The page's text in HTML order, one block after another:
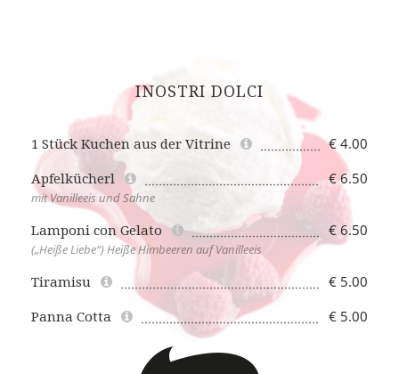
INOSTRI DOLCI
1 Stück Kuchen aus der Vitrine € 4.00
Apfelkücherl € 6.50
mit Vanilleeis und Sahne
Lamponi con Gelato € 6.50
(„Heiße Liebe“) Heiße Himbeeren auf Vanilleeis
Tiramisu € 5.00
Panna Cotta € 5.00